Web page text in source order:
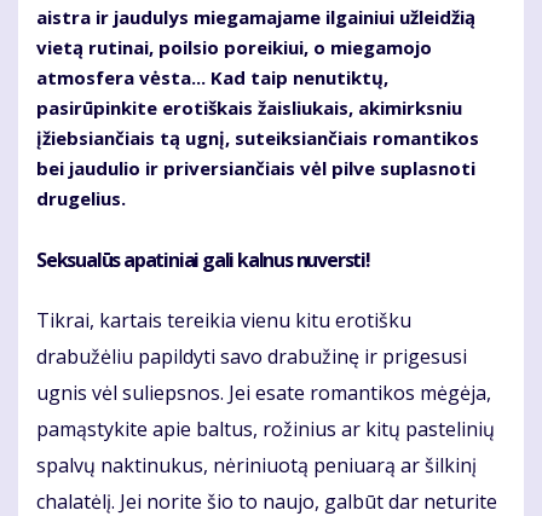
aistra ir jaudulys miegamajame ilgainiui užleidžią
vietą rutinai, poilsio poreikiui, o miegamojo
atmosfera vėsta... Kad taip nenutiktų,
pasirūpinkite erotiškais žaisliukais, akimirksniu
įžiebsiančiais tą ugnį, suteiksiančiais romantikos
bei jaudulio ir priversiančiais vėl pilve suplasnoti
drugelius.
Seksualūs apatiniai gali kalnus nuversti!
Tikrai, kartais tereikia vienu kitu erotišku
drabužėliu papildyti savo drabužinę ir prigesusi
ugnis vėl suliepsnos. Jei esate romantikos mėgėja,
pamąstykite apie baltus, rožinius ar kitų pastelinių
spalvų naktinukus, nėriniuotą peniuarą ar šilkinį
chalatėlį. Jei norite šio to naujo, galbūt dar neturite